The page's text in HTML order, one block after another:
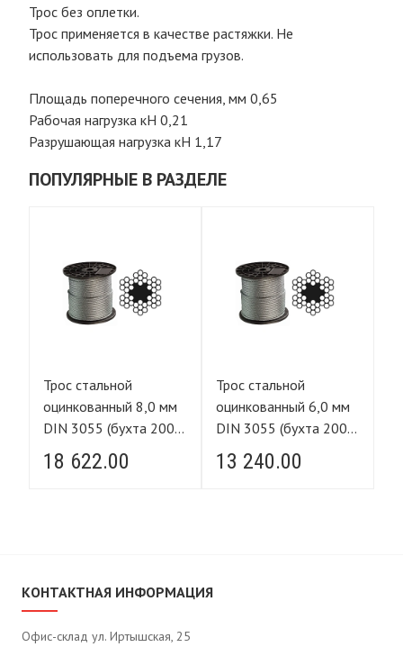
Трос без оплетки.
Трос применяется в качестве растяжки. Не
использовать для подъема грузов.
Площадь поперечного сечения, мм 0,65
Рабочая нагрузка кН 0,21
Разрушающая нагрузка кН 1,17
ПОПУЛЯРНЫЕ В РАЗДЕЛЕ
Трос стальной
оцинкованный 8,0 мм
DIN 3055 (бухта 200м)
FORCE LIFTING
18 622.00
Трос стальной
оцинкованный 6,0 мм
DIN 3055 (бухта 200м)
FORCE LIFTING
13 240.00
КОНТАКТНАЯ ИНФОРМАЦИЯ
Офис-склад ул. Иртышская, 25